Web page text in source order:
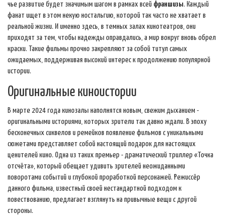
чье развитие будет значимым шагом в рамках всей франшизы. Каждый
фанат ищет в этом некую ностальгию, которой так часто не хватает в
реальной жизни. И именно здесь, в темных залах кинотеатров, они
приходят за тем, чтобы надежды оправдались, а мир вокруг вновь обрел
краски. Такие фильмы прочно закрепляют за собой титул самых
ожидаемых, поддерживая высокий интерес к продолжению популярной
истории.
Оригинальные киноистории
В марте 2024 года кинозалы наполнятся новым, свежим дыханием -
оригинальными историями, которых зрители так давно ждали. В эпоху
бесконечных сиквелов и ремейков появление фильмов с уникальными
сюжетами представляет собой настоящий подарок для настоящих
ценителей кино. Одна из таких премьер - драматический триллер «Точка
отсчёта», который обещает удивить зрителей неожиданными
поворотами событий и глубокой проработкой персонажей. Режиссёр
данного фильма, известный своей нестандартной подходом к
повествованию, предлагает взглянуть на привычные вещи с другой
стороны.